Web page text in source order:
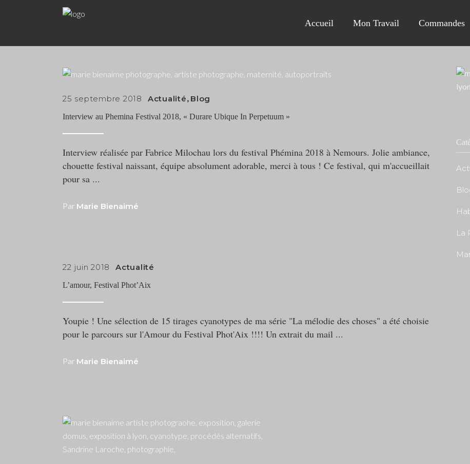
Accueil Mon Travail Commandes
25 septembre 2018 Actualité, Blog
Interview au Phemina Festival 2018, « Durare Ubique In Perpetuum »
Interview réalisée par Fabrice Milochau lors du festival Phémina 2018 à Nemours. Jolie ambiance,
chouette festival naissant, équipe absolument adorable, merci à tous ! Ce festival, qui m'accueillait
pour sa
Par Marie Bienaimé
22 juin 2018 Actualité
L’amour, Festival Phot’Aix
Youpie ! Une sélection de 15 tirages cyanotypes de ma série "La mélodie des choses" a été choisie
pour le parcours sur l'Amour du Festival Phot'Aix !!!! Un extrait du mail
Par Marie Bienaimé
La